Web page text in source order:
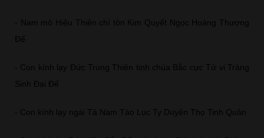
- Nam mô Hiệu Thiên chí tôn Kim Quyết Ngọc Hoàng Thượng
Đế
- Con kính lạy Đức Trung Thiên tinh chúa Bắc cực Tử vi Tràng
Sinh Đại Đế
- Con kính lạy ngài Tả Nam Tào Lục Ty Duyên Thọ Tinh Quân